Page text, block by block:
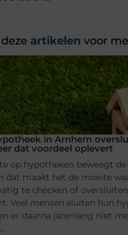
artikelen voor
in Arnhem
dat voordeel oplevert
op hypotheken beweegt
dat maakt het de moeite
te checken of
Veel mensen sluiten hun
er daarna jarenlang niet